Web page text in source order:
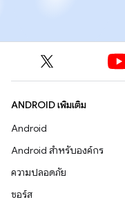
ANDROID เพิ่มเติม
Android
Android สำหรับองค์กร
ความปลอดภัย
ซอร์ส